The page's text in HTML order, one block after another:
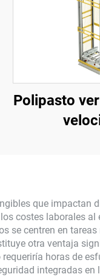
Polipasto
que impactan
costes laborales al
se centren en
otra ventaja
horas de
integradas en